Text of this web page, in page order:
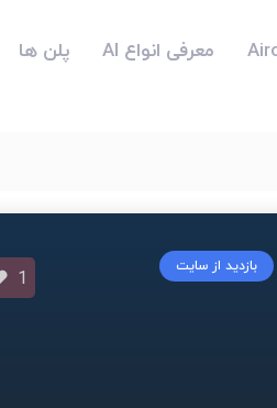
معرفی انواع AI پلن ها
بازدید از سایت
1